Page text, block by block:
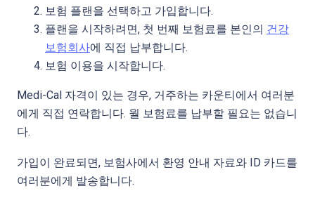
보험 플랜을 선택하고 가입합니다.
플랜을 시작하려면, 첫 번째 보험료를 본인의 건강
보험회사에 직접 납부합니다.
보험 이용을 시작합니다.
Medi-Cal 자격이 있는 경우, 거주하는 카운티에서 여러분
에게 직접 연락합니다. 월 보험료를 납부할 필요는 없습니
다.
가입이 완료되면, 보험사에서 환영 안내 자료와 ID 카드를
여러분에게 발송합니다.